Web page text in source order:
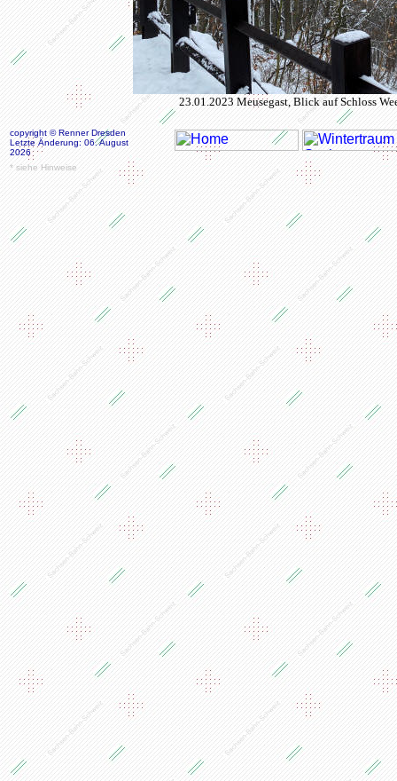
23.01.2023 Meusegast, Blick auf Schloss
copyright © Renner Dresden
Letzte Änderung: 06. August
2026
* siehe Hinweise